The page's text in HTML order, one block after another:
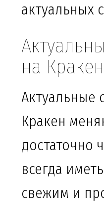
актуальных
на
Актуальные
Кракен
достаточно
всегда
свежим и